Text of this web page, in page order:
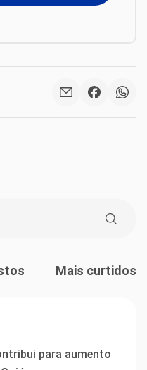
Mais curtidos
para aumento